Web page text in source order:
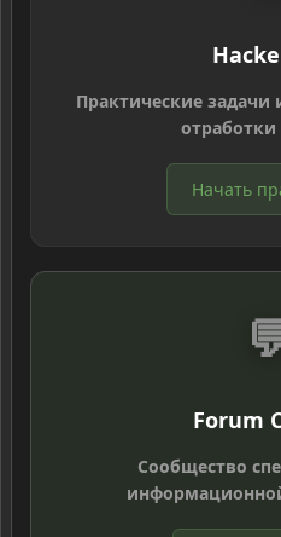
Практические задачи
Начать
Forum
Сообщество